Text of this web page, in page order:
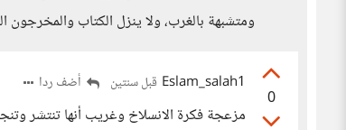
ومتشبهة بالغرب، ولا ينزل الكتاب
0
Eslam_salah1 قبل سنتين أضف ردا
مزعجة فكرة الانسلاخ وغريب أنها تنتشر